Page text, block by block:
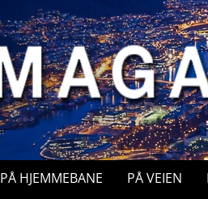
PÅ HJEMMEBANE PÅ VEIEN